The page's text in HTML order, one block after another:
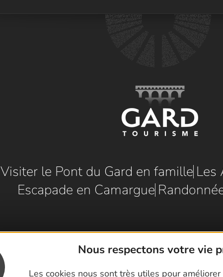
Nous respectons votre vie
Les cookies nous sont très utiles pour
Visiter le Pont du Gard en famille Les
Escapade en Camargue